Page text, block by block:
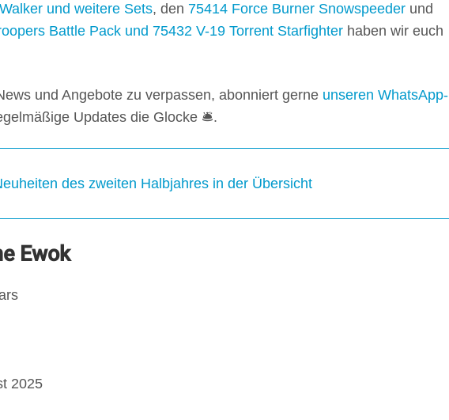
und weitere Sets, den 75414 Force Burner Snowspeeder und
Battle Pack und 75432 V-19 Torrent Starfighter haben wir euch
und Angebote zu verpassen, abonniert gerne unseren WhatsApp-
Updates die Glocke 🛎️.
des zweiten Halbjahres in der Übersicht
Ewok
2025